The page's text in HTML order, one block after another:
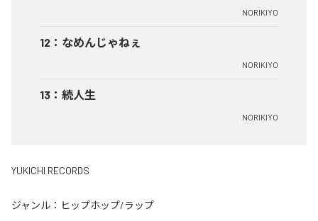
NORIKIYO
12 ： なめんじゃねぇ
NORIKIYO
13 ： 続人生
NORIKIYO
YUKICHI RECORDS
ジャンル： ヒップホップ/ラップ